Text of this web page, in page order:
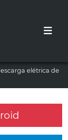
elétrica de